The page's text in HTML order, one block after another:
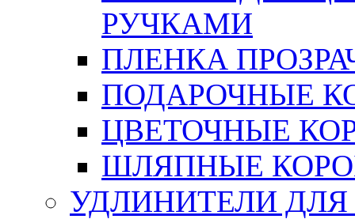
РУЧКАМИ
ПЛЕНКА
ПОДАРОЧНЫЕ
ЦВЕТОЧНЫЕ
ШЛЯПНЫЕ
УДЛИНИТЕЛИ